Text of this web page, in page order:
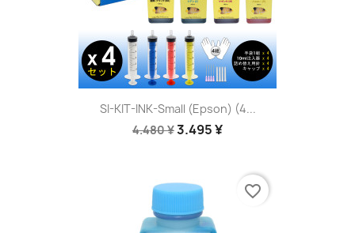
SI-KIT-INK-Small (Epson) (4...
4.480 ¥3.495 ¥
favorite_border